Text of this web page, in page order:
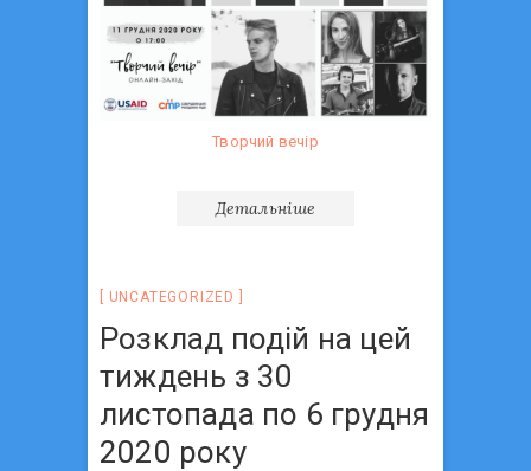
Творчий вечір
Детальніше
UNCATEGORIZED
Розклад подій на цей
тиждень з 30
листопада по 6 грудня
2020 року